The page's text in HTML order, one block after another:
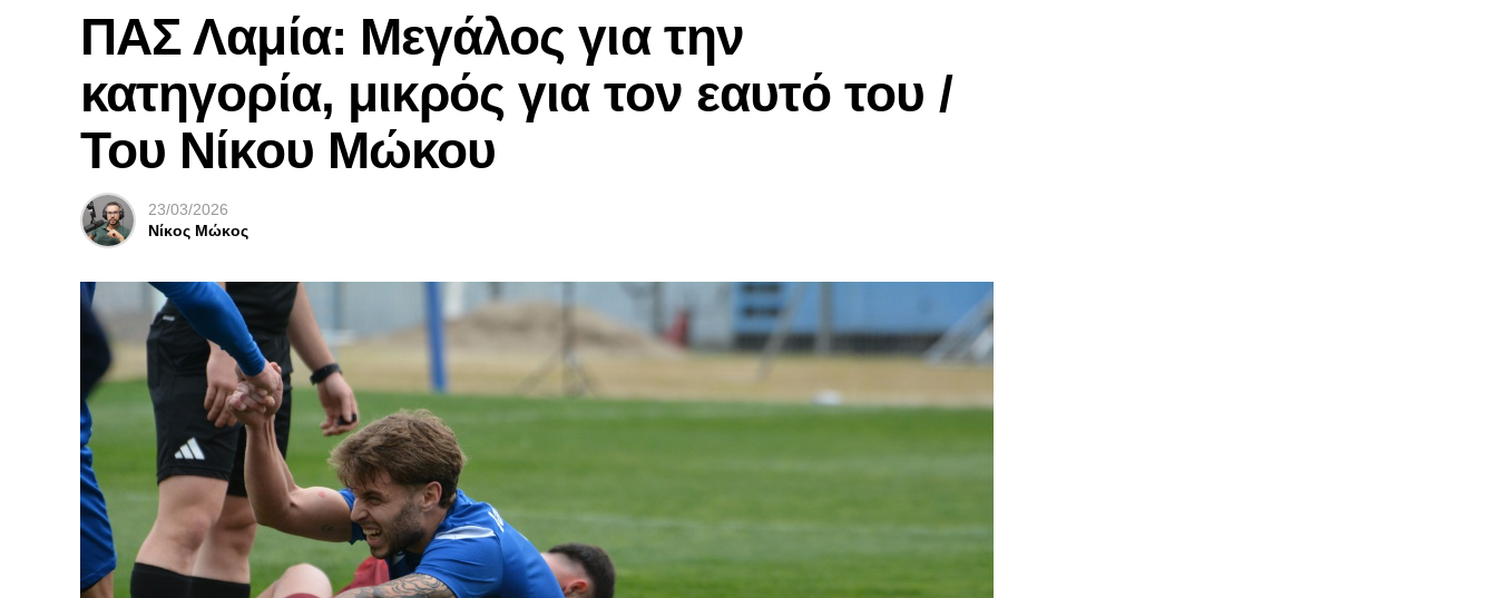
ΠΑΣ Λαμία: Μεγάλος για την
κατηγορία, μικρός για τον εαυτό του /
Του Νίκου Μώκου
23/03/2026
Νίκος Μώκος